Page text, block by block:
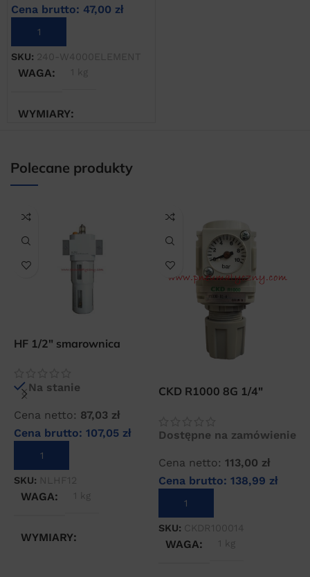
Cena brutto: 47,00 zł
DODAJ DO KOSZYKA
SKU: 240-W4000ELEMENT
WAGA 1 kg
WYMIARY
Polecane produkty
HF 1/2″ smarownica
Na stanie
Cena netto: 87,03 zł
Cena brutto: 107,05 zł
DODAJ DO KOSZYKA
SKU: NLHF12
WAGA 1 kg
WYMIARY
CKD R1000 8G 1/4″
Dostępne na zamówienie
Cena netto: 113,00 zł
Cena brutto: 138,99 zł
DODAJ DO KOSZYKA
SKU: CKDR100014
WAGA 1 kg